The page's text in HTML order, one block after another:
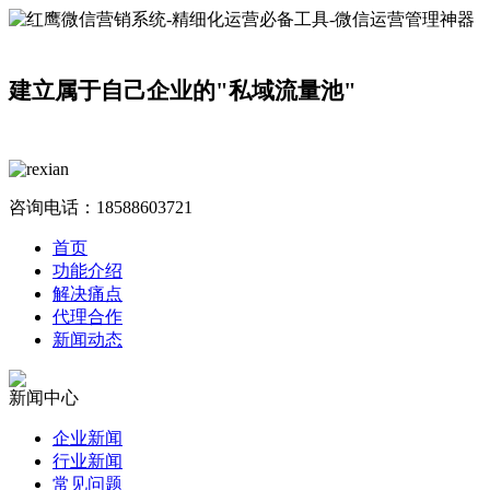
建立属于自己企业的"私域流量池"
咨询电话： 18588603721
首页
功能介绍
解决痛点
代理合作
新闻动态
新闻中心
企业新闻
行业新闻
常见问题